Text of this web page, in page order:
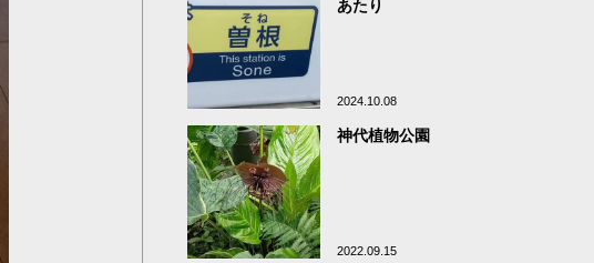
あたり
2024.10.08
神代植物公園
2022.09.15